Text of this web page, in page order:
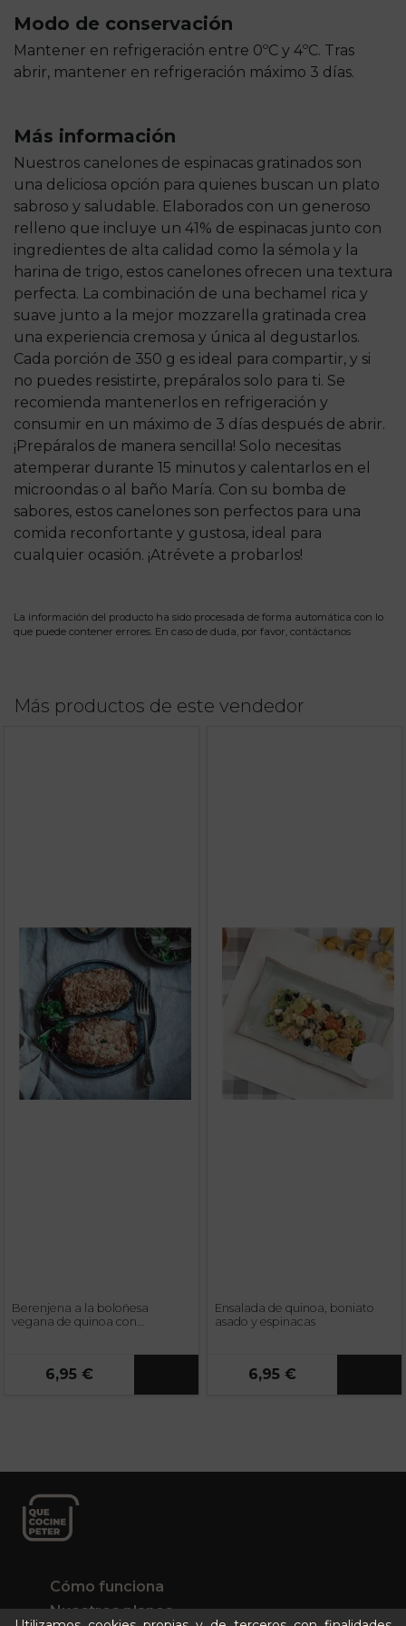
Modo de conservación
Mantener en refrigeración entre 0ºC y 4ºC. Tras
abrir, mantener en refrigeración máximo 3 días.
Más información
Nuestros canelones de espinacas gratinados son
una deliciosa opción para quienes buscan un plato
sabroso y saludable. Elaborados con un generoso
relleno que incluye un 41% de espinacas junto con
ingredientes de alta calidad como la sémola y la
harina de trigo, estos canelones ofrecen una textura
perfecta. La combinación de una bechamel rica y
suave junto a la mejor mozzarella gratinada crea
una experiencia cremosa y única al degustarlos.
Cada porción de 350 g es ideal para compartir, y si
no puedes resistirte, prepáralos solo para ti. Se
recomienda mantenerlos en refrigeración y
consumir en un máximo de 3 días después de abrir.
¡Prepáralos de manera sencilla! Solo necesitas
atemperar durante 15 minutos y calentarlos en el
microondas o al baño María. Con su bomba de
sabores, estos canelones son perfectos para una
comida reconfortante y gustosa, ideal para
cualquier ocasión. ¡Atrévete a probarlos!
La información del producto ha sido procesada de forma automática con lo
que puede contener errores. En caso de duda, por favor, contáctanos
Más productos de este vendedor
Berenjena a la boloñesa
vegana de quinoa con
6,95 €
Ensalada de quinoa, boniato
asado y espinacas
6,95 €
Cómo funciona
Nuestros planes